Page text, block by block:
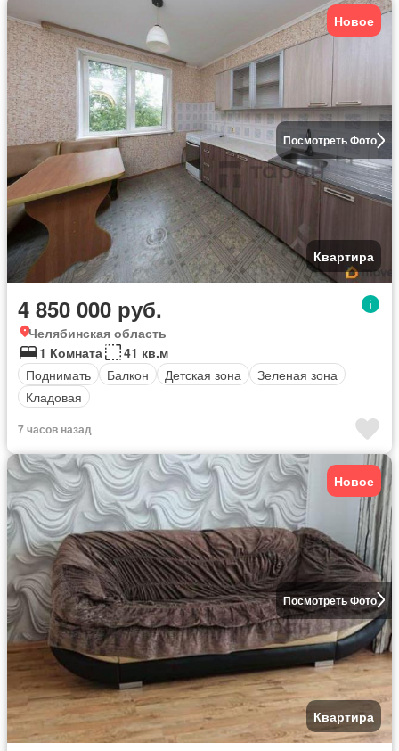
Посмотреть Фото
Новое
Квартира
4 850 000 руб.
Челябинская область
1 Комната
41 кв.м
Поднимать
Балкон Детская зона
Зеленая зона
Кладовая
7 часов назад
Посмотреть Фото
Новое
Квартира